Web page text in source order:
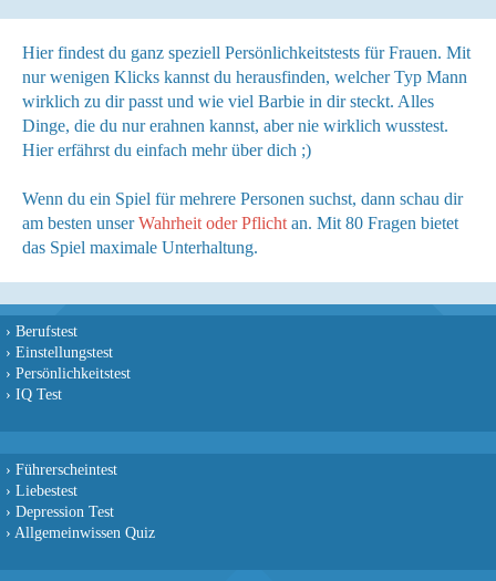
Hier findest du ganz speziell Persönlichkeitstests für Frauen. Mit
nur wenigen Klicks kannst du herausfinden, welcher Typ Mann
wirklich zu dir passt und wie viel Barbie in dir steckt. Alles
Dinge, die du nur erahnen kannst, aber nie wirklich wusstest.
Hier erfährst du einfach mehr über dich ;)
Wenn du ein Spiel für mehrere Personen suchst, dann schau dir
am besten unserWahrheit oder Pflicht an. Mit 80 Fragen bietet
das Spiel maximale Unterhaltung.
› Berufstest
› Einstellungstest
› Persönlichkeitstest
› IQ Test
› Führerscheintest
› Liebestest
› Depression Test
› Allgemeinwissen Quiz